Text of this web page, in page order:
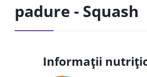
padure - Squash
Informații